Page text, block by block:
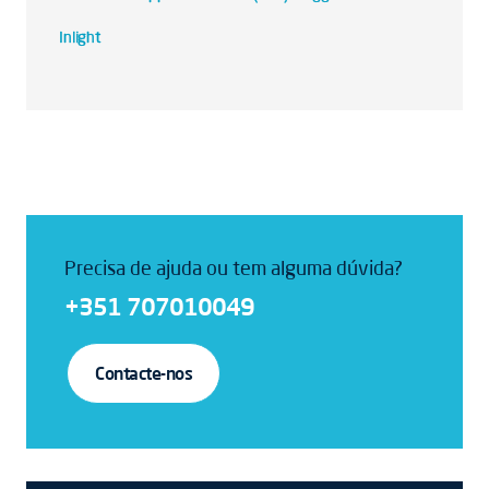
Inlight
Precisa de ajuda ou tem alguma dúvida?
+351 707010049
Contacte-nos